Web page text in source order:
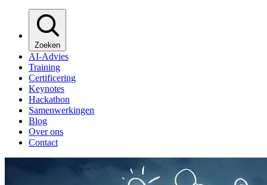
Zoeken
AI-Advies
Training
Certificering
Keynotes
Hackathon
Samenwerkingen
Blog
Over ons
Contact